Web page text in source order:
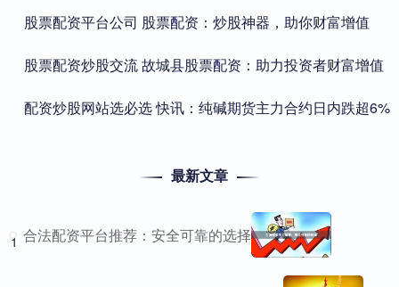
​股票配资平台公司 股票配资：炒股神器，助你财富增值
​股票配资炒股交流 故城县股票配资：助力投资者财富增值
​配资炒股网站选必选 快讯：纯碱期货主力合约日内跌超6%
最新文章
1 合法配资平台推荐：安全可靠的选择